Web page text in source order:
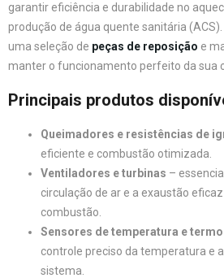
garantir eficiência e durabilidade no
produção de água quente sanitária
uma seleção de peças de reposição e
manter o funcionamento perfeito da sua
Principais produtos
Queimadores e resistências de
eficiente e combustão otimizada.
Ventiladores e turbinas –
circulação de ar e a exaustão
combustão.
Sensores de temperatura e
controle preciso da temperatura e
sistema.